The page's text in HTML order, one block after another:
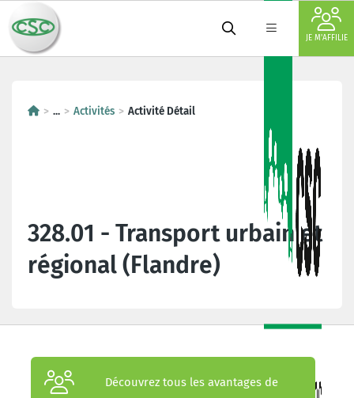
JE M'AFFILIE
... Activités Activité Détail
328.01 - Transport urbain et
régional (Flandre)
Découvrez tous les avantages de